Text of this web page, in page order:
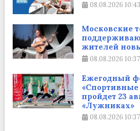
08.08.2026 10:43
Московские
жителей
08.08.2026 10:37
Ежегодный
пройдет 23
«Лужниках»
08.08.2026 10:37